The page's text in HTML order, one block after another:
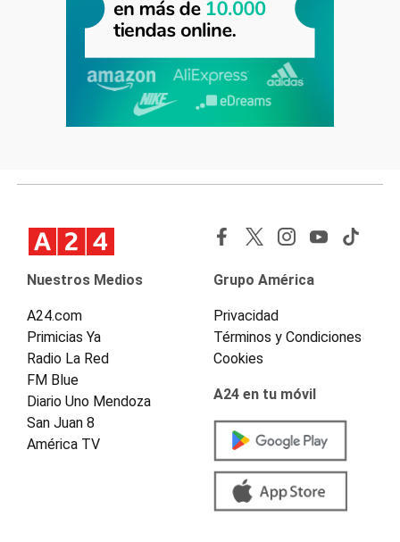
Nuestros Medios
A24.com
Primicias Ya
Radio La Red
FM Blue
Diario Uno Mendoza
San Juan 8
América TV
Grupo América
Privacidad
Términos y Condiciones
Cookies
A24 en tu móvil